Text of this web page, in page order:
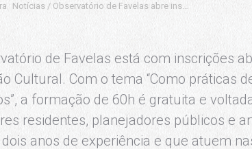
Notícias / Observatório de Favelas abre inscrições para
de Favelas está com inscrições
Cultural. Com o tema “Como práticas
a formação de 60h é gratuita e
residentes, planejadores públicos e
anos de experiência e que atuem